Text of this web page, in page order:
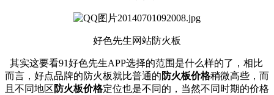
好色先生网站防火板
其实这要看91好色先生APP选择的范围是什么样的了，相比
而言，好点品牌的防火板就比普通的 防火板价格稍微高些，而
且不同地区 防火板价格定位也是不同的，当然不同时期的价格